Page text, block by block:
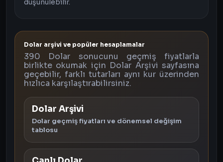
düşünülebilir.
Dolar arşivi ve popüler hesaplamalar
390 Dolar sonucunu geçmiş fiyatlarla
birlikte okumak için Dolar Arşivi sayfasına
geçebilir, farklı tutarları aynı kur üzerinden
hızlıca karşılaştırabilirsiniz.
Dolar Arşivi
Dolar geçmiş fiyatları ve dönemsel değişim
tablosu